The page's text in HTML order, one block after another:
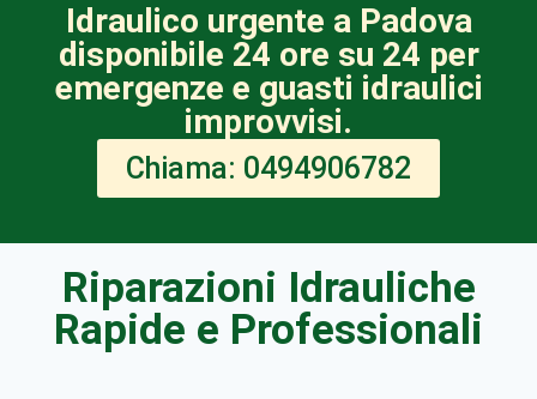
Idraulico urgente a Padova
disponibile 24 ore su 24 per
emergenze e guasti idraulici
improvvisi.
Chiama: 0494906782
Riparazioni Idrauliche
Rapide e Professionali